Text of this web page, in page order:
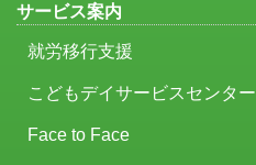
サービス案内
就労移行支援
こどもデイサービスセンター
Face to Face